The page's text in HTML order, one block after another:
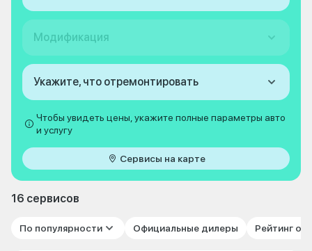
Модификация
Укажите, что отремонтировать
Чтобы увидеть цены, укажите полные параметры авто
и услугу
Сервисы на карте
16 сервисов
По популярности Официальные дилеры Рейтинг